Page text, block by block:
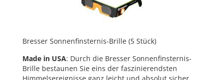
Bresser Sonnenfinsternis-Brille (5 Stück)
Made in USA: Durch die Bresser Sonnenfinsternis-
Brille bestaunen Sie eins der faszinierendsten